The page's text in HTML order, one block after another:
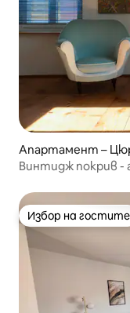
Апартамент –
Винтидж покрив -
Избор на гостите
Избор на гостите